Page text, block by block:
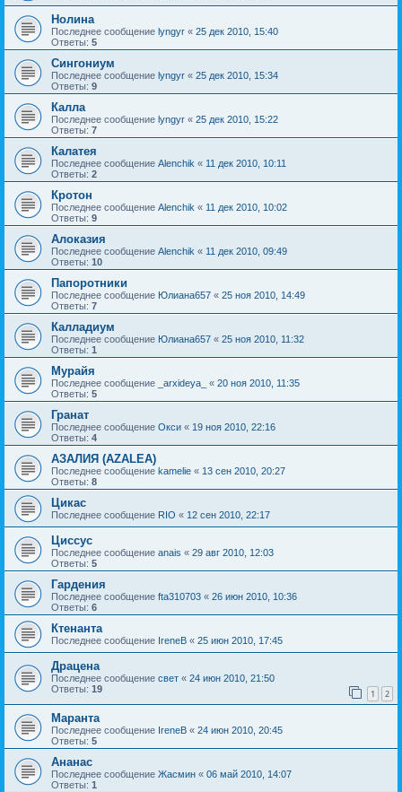
Нолина
Последнее сообщение lyngyr « 25 дек 2010, 15:40
Ответы: 5
Сингониум
Последнее сообщение lyngyr « 25 дек 2010, 15:34
Ответы: 9
Калла
Последнее сообщение lyngyr « 25 дек 2010, 15:22
Ответы: 7
Калатея
Последнее сообщение Alenchik « 11 дек 2010, 10:11
Ответы: 2
Кротон
Последнее сообщение Alenchik « 11 дек 2010, 10:02
Ответы: 9
Алоказия
Последнее сообщение Alenchik « 11 дек 2010, 09:49
Ответы: 10
Папоротники
Последнее сообщение Юлиана657 « 25 ноя 2010, 14:49
Ответы: 7
Калладиум
Последнее сообщение Юлиана657 « 25 ноя 2010, 11:32
Ответы: 1
Мурайя
Последнее сообщение _arxideya_ « 20 ноя 2010, 11:35
Ответы: 5
Гранат
Последнее сообщение Окси « 19 ноя 2010, 22:16
Ответы: 4
АЗАЛИЯ (AZALEA)
Последнее сообщение kamelie « 13 сен 2010, 20:27
Ответы: 8
Цикас
Последнее сообщение RIO « 12 сен 2010, 22:17
Циссус
Последнее сообщение anais « 29 авг 2010, 12:03
Ответы: 5
Гардения
Последнее сообщение fta310703 « 26 июн 2010, 10:36
Ответы: 6
Ктенанта
Последнее сообщение IreneB « 25 июн 2010, 17:45
Драцена
Последнее сообщение свет « 24 июн 2010, 21:50
Ответы: 19 1 2
Маранта
Последнее сообщение IreneB « 24 июн 2010, 20:45
Ответы: 5
Ананас
Последнее сообщение Жасмин « 06 май 2010, 14:07
Ответы: 1